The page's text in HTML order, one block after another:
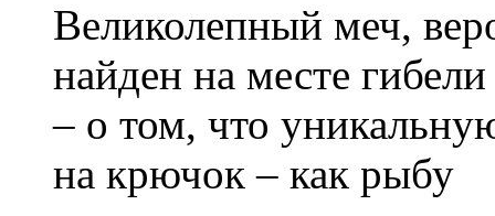
Великолепный меч,
найден на месте
– о том, что
на крючок – как рыбу